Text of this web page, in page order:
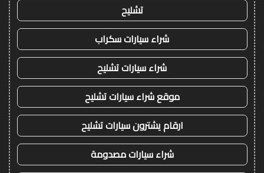
تشليح
شراء سيارات سكراب
شراء سيارات تشليح
موقع شراء سيارات تشليح
ارقام يشترون سيارات تشليح
شراء سيارات مصدومة